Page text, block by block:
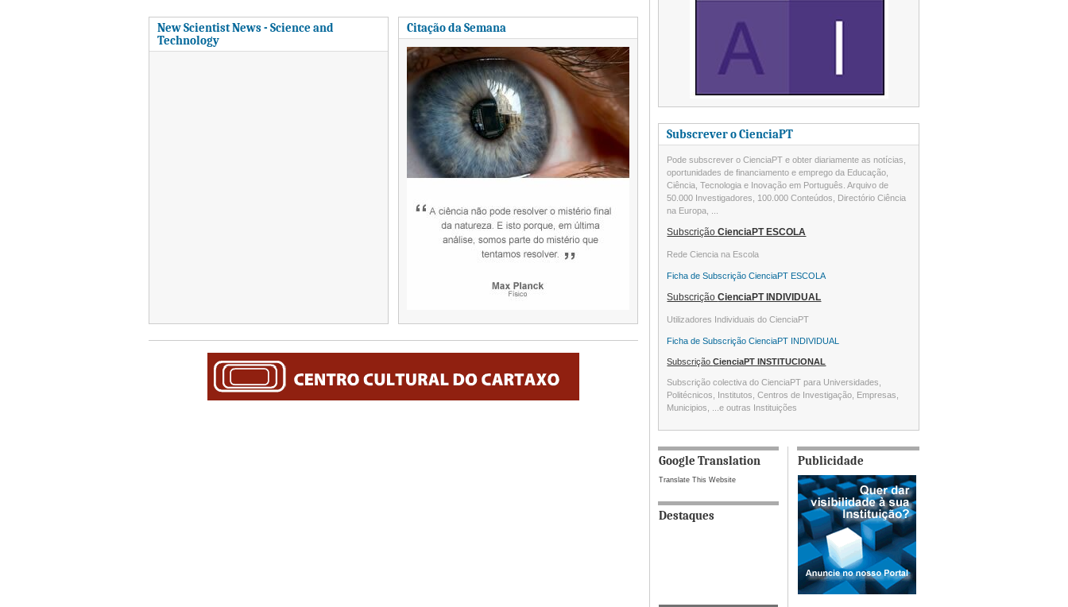
New Scientist News - Science and
Technology
Citação da Semana
Subscrever o CienciaPT
Pode subscrever o CienciaPT e obter diariamente as notícias,
oportunidades de financiamento e emprego da Educação,
Ciência, Tecnologia e Inovação em Português. Arquivo de
50.000 Investigadores, 100.000 Conteúdos, Directório Ciência
na Europa, ...
SubscriçãoCienciaPT ESCOLA
Rede Ciencia na Escola
Ficha de Subscrição CienciaPT ESCOLA
SubscriçãoCienciaPT INDIVIDUAL
Utilizadores Individuais do CienciaPT
Ficha de Subscrição CienciaPT INDIVIDUAL
SubscriçãoCienciaPT INSTITUCIONAL
Subscrição colectiva do CienciaPT para Universidades,
Politécnicos, Institutos, Centros de Investigação, Empresas,
Municipios, ...e outras Instituições
Google Translation
Translate This Website
Destaques
Publicidade